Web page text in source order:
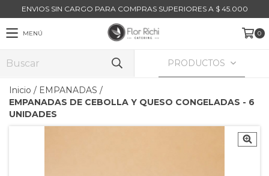
ENVIOS SIN CARGO PARA COMPRAS SUPERIORES A $ 45.000
MENÚ 0
PRODUCTOS
Inicio / EMPANADAS /
EMPANADAS DE CEBOLLA Y QUESO CONGELADAS - 6
UNIDADES